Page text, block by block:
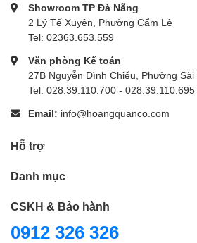
Showroom TP Đà Nẵng
2 Lý Tế Xuyên, Phường Cẩm Lệ
Tel: 02363.653.559
Văn phòng Kế toán
27B Nguyễn Đình Chiểu, Phường Sài
Tel: 028.39.110.700 - 028.39.110.695
Email: info@hoangquanco.com
Hỗ trợ
Danh mục
CSKH & Bảo hành
0912 326 326